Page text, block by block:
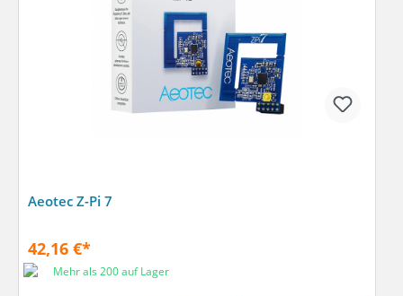
Aeotec Z-Pi 7
42,16 €*
Mehr als 200 auf Lager